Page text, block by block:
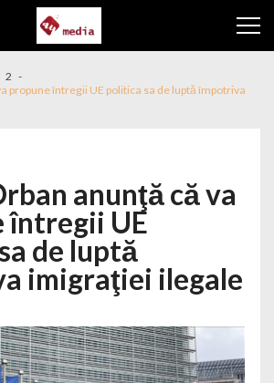
2
propune întregii UE politica sa de luptă împotriva
anunţă că va
întregii UE
de luptă
imigraţiei ilegale